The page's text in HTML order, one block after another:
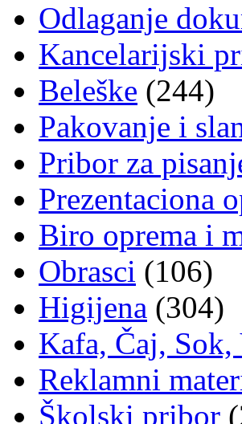
Odlaganje
Kancelarijski
Beleške (244)
Pakovanje i
Pribor za
Prezentaciona
Biro oprema i
Obrasci (106)
Higijena (304)
Kafa, Čaj, Sok,
Reklamni
Školski pribor